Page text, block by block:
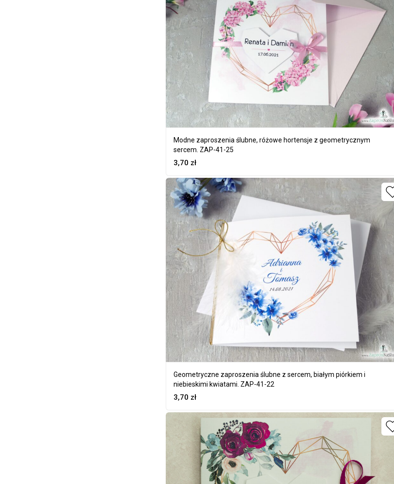
Modne zaproszenia ślubne, różowe hortensje z geometrycznym
sercem. ZAP-41-25
3,70 zł
Geometryczne zaproszenia ślubne z sercem, białym piórkiem i
niebieskimi kwiatami. ZAP-41-22
3,70 zł